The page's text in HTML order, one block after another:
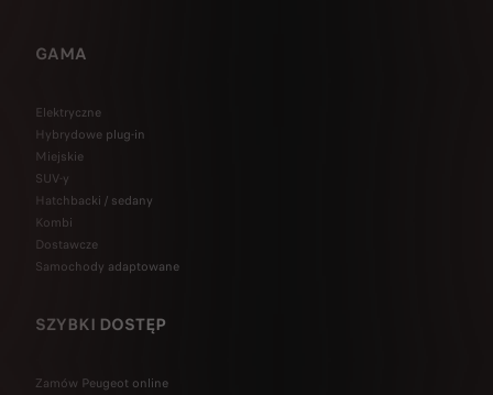
GAMA
Elektryczne
Hybrydowe plug-in
Miejskie
SUV-y
Hatchbacki / sedany
Kombi
Dostawcze
Samochody adaptowane
SZYBKI DOSTĘP
Zamów Peugeot online